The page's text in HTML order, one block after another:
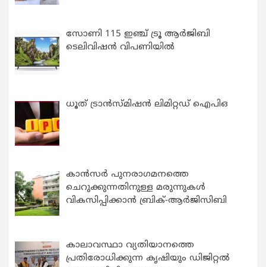
സോണി 115 ഇഞ്ച് ട്രൂ ആർജിബി
ടെലിവിഷൻ വിപണിയിൽ
ധൂത് ട്രാൻസ്മിഷൻ ലിമിറ്റഡ് ഐപിഒ
കാന്‍സര്‍ പുനരാഗമനത്തെ
ചെറുക്കുന്നതിനുള്ള മരുന്നുകള്‍
വികസിപ്പിക്കാന്‍ ബ്രിക്-ആര്‍ജിസിബി
കാലാവസ്ഥാ വ്യതിയാനത്തെ
പ്രതിരോധിക്കുന്ന കൃഷിയും ഡിജിറ്റൽ